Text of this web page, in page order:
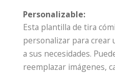
Personalizable:
Esta plantilla de tira
personalizar para crear
a sus necesidades.
reemplazar imágenes,